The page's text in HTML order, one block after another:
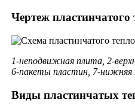
Чертеж пластинчатого
1-неподвижная плита, 2-
6-пакеты пластин, 7-
Виды пластинчатых